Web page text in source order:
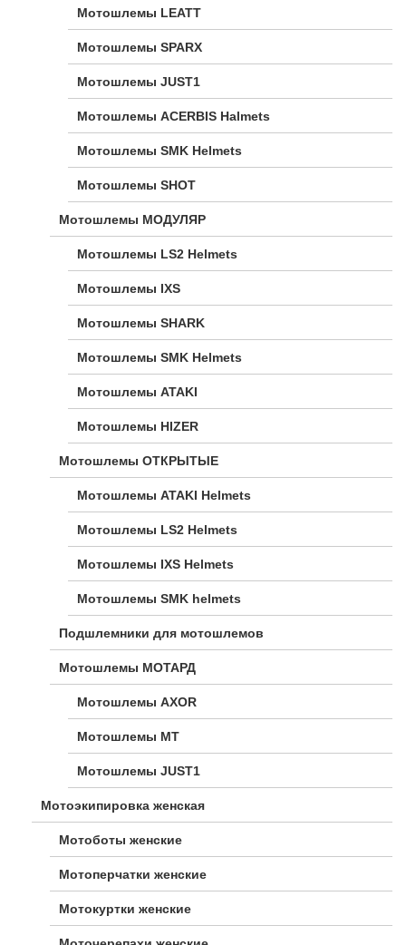
Мотошлемы LEATT
Мотошлемы SPARX
Мотошлемы JUST1
Мотошлемы ACERBIS Halmets
Мотошлемы SMK Helmets
Мотошлемы SHOT
Мотошлемы МОДУЛЯР
Мотошлемы LS2 Helmets
Мотошлемы IXS
Мотошлемы SHARK
Мотошлемы SMK Helmets
Мотошлемы ATAKI
Мотошлемы HIZER
Мотошлемы ОТКРЫТЫЕ
Мотошлемы ATAKI Helmets
Мотошлемы LS2 Helmets
Мотошлемы IXS Helmets
Мотошлемы SMK helmets
Подшлемники для мотошлемов
Мотошлемы МОТАРД
Мотошлемы AXOR
Мотошлемы MT
Мотошлемы JUST1
Мотоэкипировка женская
Мотоботы женские
Мотоперчатки женские
Мотокуртки женские